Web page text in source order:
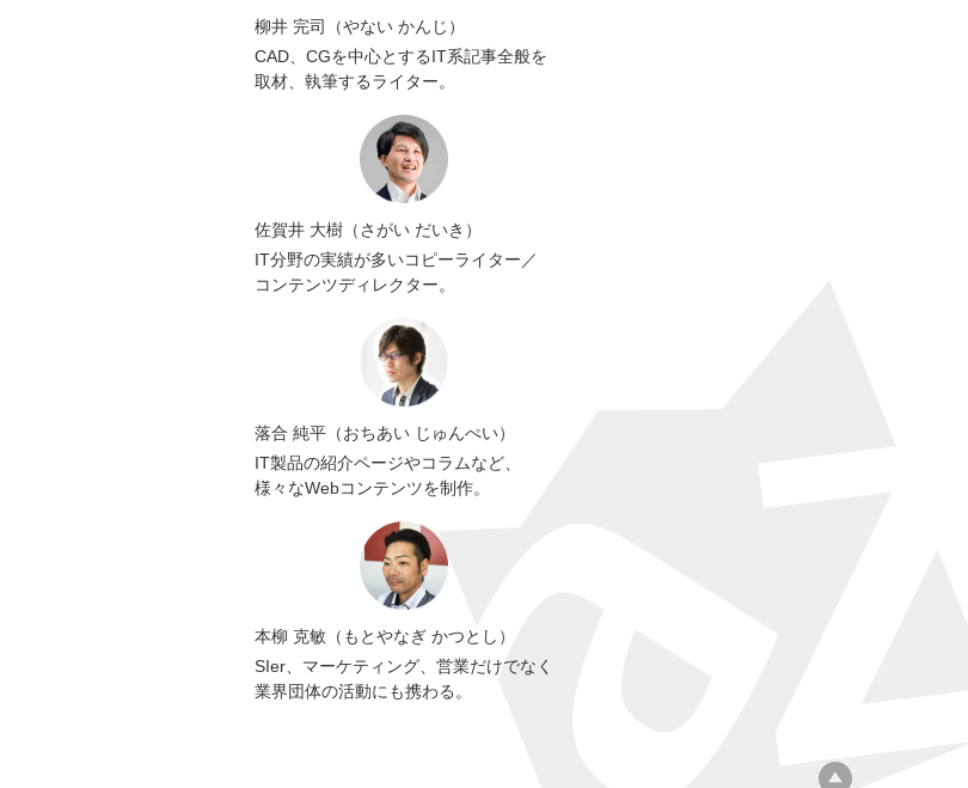
柳井 完司（やない かんじ）
CAD、CGを中心とするIT系記事全般を
取材、執筆するライター。
佐賀井 大樹（さがい だいき）
IT分野の実績が多いコピーライター／
コンテンツディレクター。
落合 純平（おちあい じゅんぺい）
IT製品の紹介ページやコラムなど、
様々なWebコンテンツを制作。
本柳 克敏（もとやなぎ かつとし）
SIer、マーケティング、営業だけでなく
業界団体の活動にも携わる。